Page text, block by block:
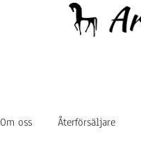
Om oss Återförsäljare